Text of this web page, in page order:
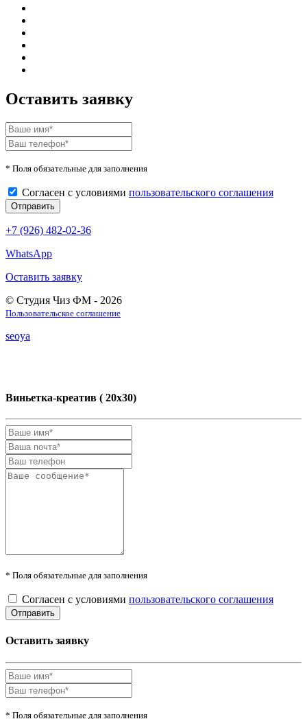
Оставить заявку
* Поля обязательные для заполнения
Согласен с условиями пользовательского соглашения
+7 (926) 482-02-36
WhatsApp
Оставить заявку
© Студия Чиз ФМ - 2026
Пользовательское соглашение
seoya
Виньетка-креатив ( 20х30)
* Поля обязательные для заполнения
Согласен с условиями пользовательского соглашения
Оставить заявку
* Поля обязательные для заполнения